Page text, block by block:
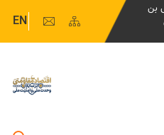
بن
EN